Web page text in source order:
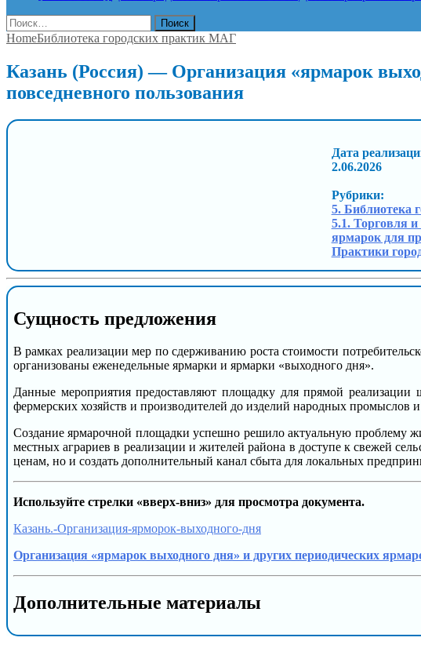
Найти:
HomeБиблиотека городских практик МАГ
Казань (Россия) — Организация «ярмарок
повседневного пользования
Дата
2.06.2026
Рубрики:
5. Библиотека
5.1. Торговля
ярмарок для
Практики
Сущность предложения
В рамках реализации мер по сдерживанию роста стоимости
организованы еженедельные ярмарки и ярмарки «выходного дня».
Данные мероприятия предоставляют площадку для прямой реализации
фермерских хозяйств и производителей до изделий народных промыслов
Создание ярмарочной площадки успешно решило актуальную проблему
местных аграриев в реализации и жителей района в доступе к свежей
ценам, но и создать дополнительный канал сбыта для локальных
Используйте стрелки «вверх-вниз» для просмотра документа.
Казань.-Организация-ярморок-выходного-дня
Организация «ярмарок выходного дня» и других периодических
Дополнительные материалы